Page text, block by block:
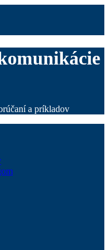
a príkladov